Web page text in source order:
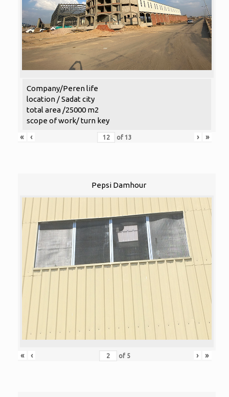
Company/Peren life
location / Sadat city
total area /25000 m2
scope of work/ turn key
«
‹ of 13 › »
Pepsi Damhour
« ‹ of 5 › »